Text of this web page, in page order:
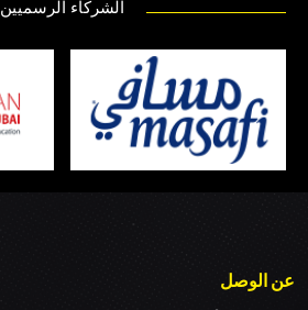
الشركاء الرسميين
عن الوصل